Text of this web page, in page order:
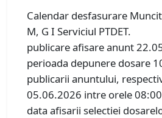
Calendar desfasurare
M, G I Serviciul PTDET.
publicare afisare anunt
perioada depunere dosare
publicarii anuntului,
05.06.2026 intre orele
data afisarii selectiei